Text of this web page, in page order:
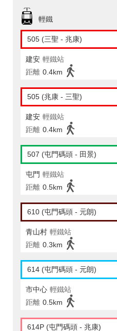
輕鐵
505 (三聖 - 兆康)
建安 輕鐵站
距離 0.4km
505 (兆康 - 三聖)
建安 輕鐵站
距離 0.4km
507 (屯門碼頭 - 田景)
屯門 輕鐵站
距離 0.5km
610 (屯門碼頭 - 元朗)
青山村 輕鐵站
距離 0.3km
614 (屯門碼頭 - 元朗)
市中心 輕鐵站
距離 0.5km
614P (屯門碼頭 - 兆康)